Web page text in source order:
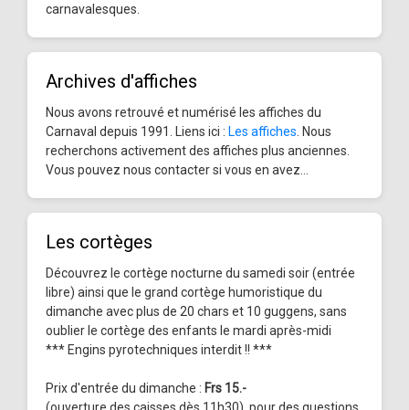
carnavalesques.
Archives d'affiches
Nous avons retrouvé et numérisé les affiches du
Carnaval depuis 1991. Liens ici : Les affiches . Nous
recherchons activement des affiches plus anciennes.
Vous pouvez nous contacter si vous en avez...
Les cortèges
Découvrez le cortège nocturne du samedi soir (entrée
libre) ainsi que le grand cortège humoristique du
dimanche avec plus de 20 chars et 10 guggens, sans
oublier le cortège des enfants le mardi après-midi
*** Engins pyrotechniques interdit !! ***
Prix d'entrée du dimanche : Frs 15.-